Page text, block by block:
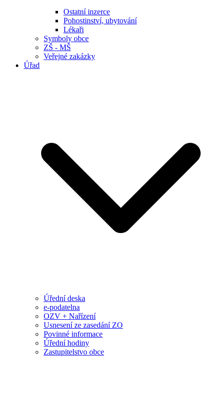
Ostatní inzerce
Pohostinství, ubytování
Lékaři
Symboly obce
ZŠ - MŠ
Veřejné zakázky
Úřad
Úřední deska
e-podatelna
OZV + Nařízení
Usnesení ze zasedání ZO
Povinné informace
Úřední hodiny
Zastupitelstvo obce